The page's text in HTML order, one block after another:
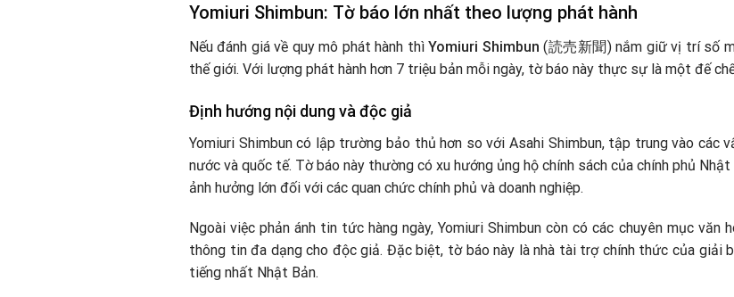
Yomiuri Shimbun: Tờ báo lớn nhất theo lượng phát hành
Nếu đánh giá về quy mô phát hành thìYomiuri Shimbun (読売新聞) nắm giữ vị trí số
thế giới. Với lượng phát hành hơn 7 triệu bản mỗi ngày, tờ báo này thực sự là một đế
Định hướng nội dung và độc giả
Yomiuri Shimbun có lập trường bảo thủ hơn so với Asahi Shimbun, tập trung vào
nước và quốc tế. Tờ báo này thường có xu hướng ủng hộ chính sách của chính phủ
ảnh hưởng lớn đối với các quan chức chính phủ và doanh nghiệp.
Ngoài việc phản ánh tin tức hàng ngày, Yomiuri Shimbun còn có các chuyên mục văn
thông tin đa dạng cho độc giả. Đặc biệt, tờ báo này là nhà tài trợ chính thức của giải
tiếng nhất Nhật Bản.